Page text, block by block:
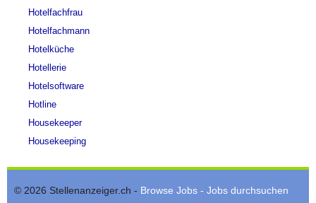
Hotelfachfrau
Hotelfachmann
Hotelküche
Hotellerie
Hotelsoftware
Hotline
Housekeeper
Housekeeping
© 2026 Stellenanzeiger.ch - Browse Jobs - Jobs durchsuchen